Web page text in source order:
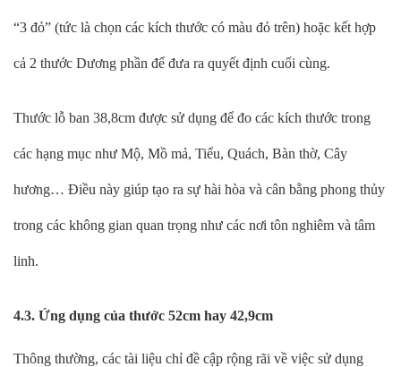
“3 đỏ” (tức là chọn các kích thước có màu đỏ trên) hoặc kết hợp
cả 2 thước Dương phần để đưa ra quyết định cuối cùng.
Thước lỗ ban 38,8cm được sử dụng để đo các kích thước trong
các hạng mục như Mộ, Mồ mả, Tiểu, Quách, Bàn thờ, Cây
hương… Điều này giúp tạo ra sự hài hòa và cân bằng phong thủy
trong các không gian quan trọng như các nơi tôn nghiêm và tâm
linh.
4.3. Ứng dụng của thước 52cm hay 42,9cm
Thông thường, các tài liệu chỉ đề cập rộng rãi về việc sử dụng